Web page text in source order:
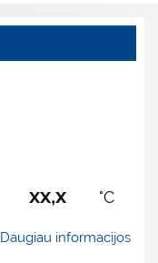
xx,x °C
Daugiau informacijos